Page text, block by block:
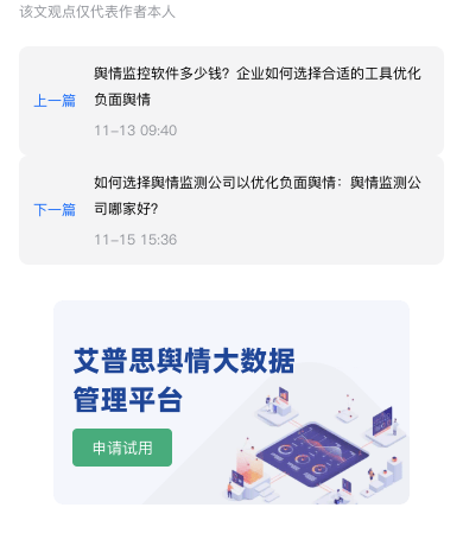
该文观点仅代表作者本人
上一篇
舆情监控软件多少钱？企业如何选择合适的工具优化
负面舆情
11-13 09:40
下一篇
如何选择舆情监测公司以优化负面舆情：舆情监测公
司哪家好？
11-15 15:36